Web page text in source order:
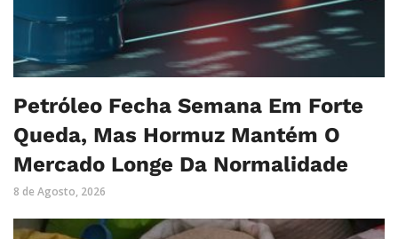
Petróleo Fecha Semana Em Forte
Queda, Mas Hormuz Mantém O
Mercado Longe Da Normalidade
8 de Agosto, 2026